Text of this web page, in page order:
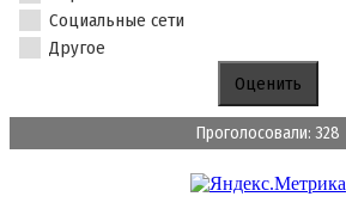
Социальные сети
Другое
Проголосовали: 328